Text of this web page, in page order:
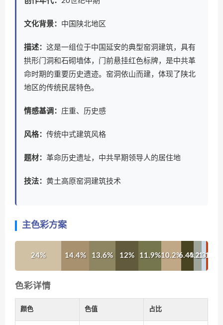
文化背景： 中国陕北地区
描述： 这是一组位于中国延安的典型窑洞建筑，具有
拱形门洞和石砌墙体，门前悬挂红色标牌，是中共革
命时期的重要历史遗迹。窑洞依山而建，体现了陕北
地区的传统民居特色。
情感基调： 庄重、历史感
风格： 传统中式建筑风格
题材： 革命历史遗址，中共早期领导人的居住地
技法： 黄土高原窑洞建筑技术
主色彩方案
24% 14.4% 13.6% 12% 11.9%10.2%6.4%4.1%
2.3%
1.1%
色彩详情
颜色 色值 占比